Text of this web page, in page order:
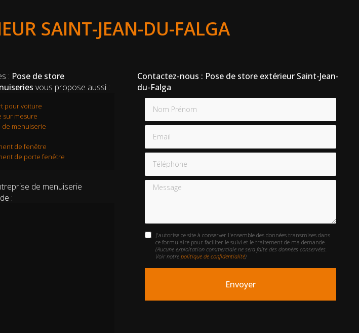
SAINT-JEAN-DU-FALGA
: Pose de store
vous propose aussi :
pour voiture
sur mesure
de menuiserie
de fenêtre
de porte fenêtre
de menuiserie
:
Contactez-nous : Pose de store extérieur Saint-Jean-
du-Falga
Nom Prénom
Email
Téléphone
Message
J'autorise ce site à conserver l'ensemble des données transmises dans
ce formulaire pour faciliter le suivi et le traitement de ma demande.
(Aucune exploitation commerciale ne sera faite des données conservées.
Voir notre politique de confidentialité)